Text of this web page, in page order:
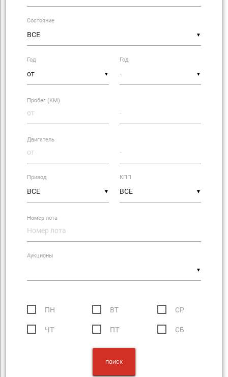
▼
Состояние
▼
Год
▼
Год
Пробег (KM)
Двигатель
▼
Привод
▼
КПП
Номер лота
▼
Аукционы
ПН ВТ СР
ЧТ ПТ СБ